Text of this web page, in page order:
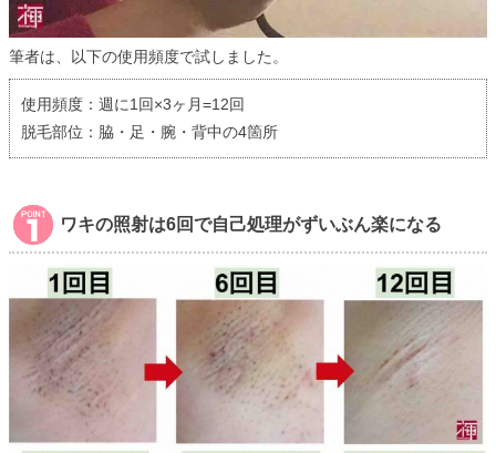
筆者は、以下の使用頻度で試しました。
使用頻度：週に1回×3ヶ月=12回
脱毛部位：脇・足・腕・背中の4箇所
ワキの照射は6回で自己処理がずいぶん楽になる